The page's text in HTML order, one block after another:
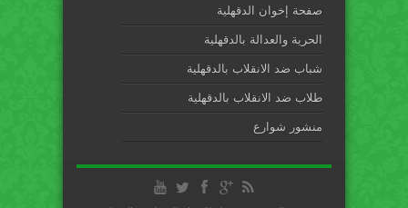
صفحة إخوان الدقهلية
الحرية والعدالة بالدقهلية
شباب ضد الانقلاب بالدقهلية
طلاب ضد الانقلاب بالدقهلية
منشور شوارع